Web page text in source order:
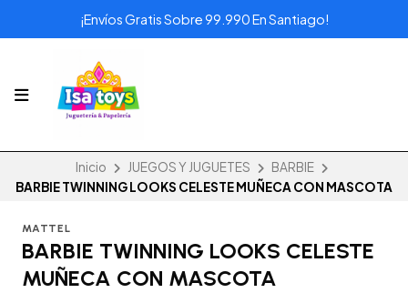
¡Envíos Gratis Sobre 99.990 En Santiago!
Inicio JUEGOS Y JUGUETES
BARBIE
BARBIE TWINNING LOOKS CELESTE MUÑECA CON MASCOTA
MATTEL
BARBIE TWINNING LOOKS CELESTE
MUÑECA CON MASCOTA